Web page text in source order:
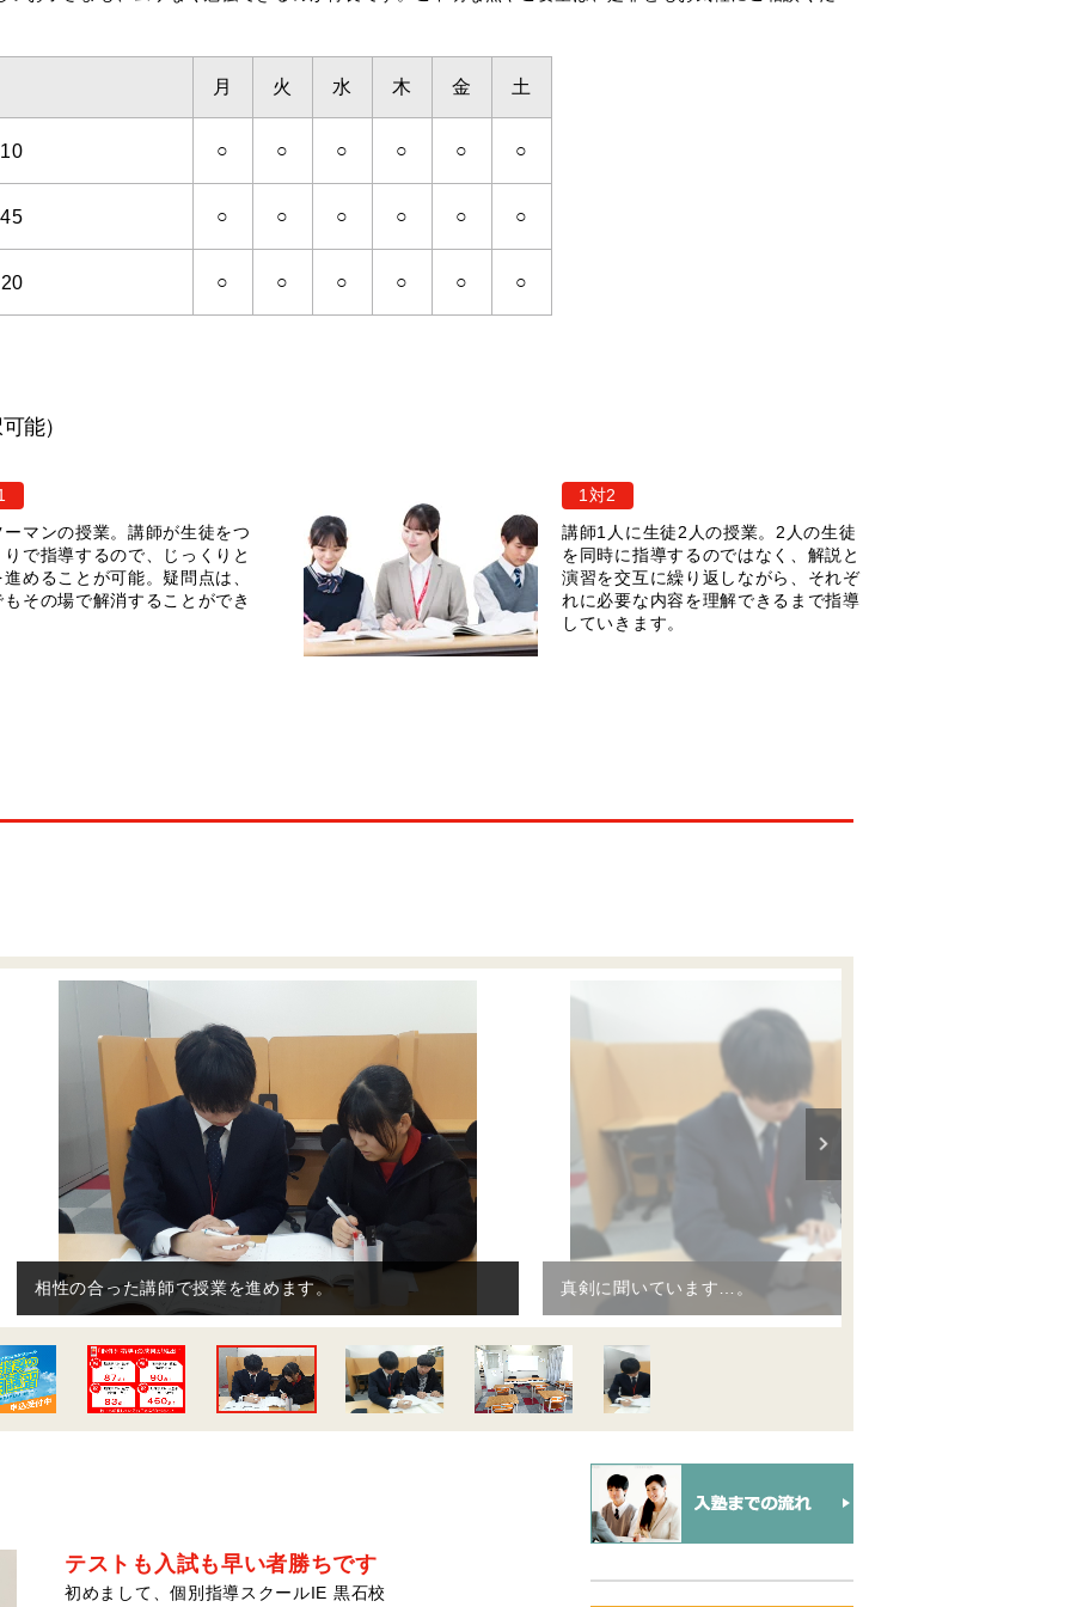
月 火 水 木 金 土
○ ○ ○ ○ ○ ○
○ ○ ○ ○ ○ ○
○ ○ ○ ○ ○ ○
能）
ーマンの授業。講師が生徒をつ
りで指導するので、じっくりと
めることが可能。疑問点は、
もその場で解消することができ
1対2
講師1人に生徒2人の授業。2人の生徒
を同時に指導するのではなく、解説と
演習を交互に繰り返しながら、それぞ
れに必要な内容を理解できるまで指導
していきます。
相性の合った講師で授業を進めます。 真剣に聞いています…。
テストも入試も早い者勝ちです
初めまして、個別指導スクールIE 黒石校